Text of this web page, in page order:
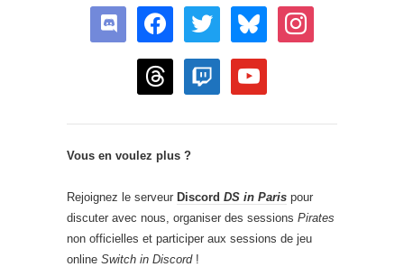
discord facebook twitter bluesky instagram
threads twitch youtube
Vous en voulez plus ?
Rejoignez le serveur Discord DS in Paris pour
discuter avec nous, organiser des sessions Pirates
non officielles et participer aux sessions de jeu
online Switch in Discord!